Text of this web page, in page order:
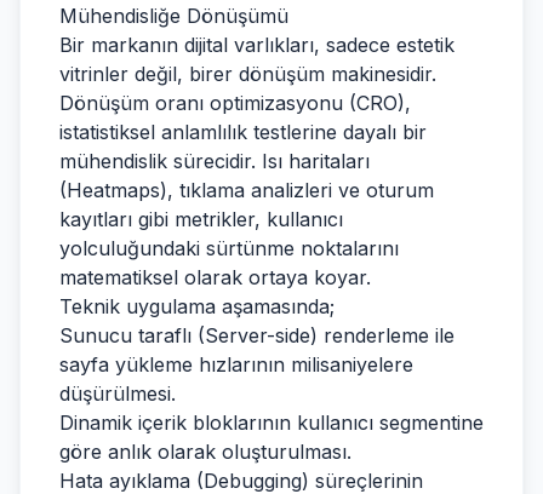
Mühendisliğe Dönüşümü
Bir markanın dijital varlıkları, sadece estetik
vitrinler değil, birer dönüşüm makinesidir.
Dönüşüm oranı optimizasyonu (CRO),
istatistiksel anlamlılık testlerine dayalı bir
mühendislik sürecidir. Isı haritaları
(Heatmaps), tıklama analizleri ve oturum
kayıtları gibi metrikler, kullanıcı
yolculuğundaki sürtünme noktalarını
matematiksel olarak ortaya koyar.
Teknik uygulama aşamasında;
Sunucu taraflı (Server-side) renderleme ile
sayfa yükleme hızlarının milisaniyelere
düşürülmesi.
Dinamik içerik bloklarının kullanıcı segmentine
göre anlık olarak oluşturulması.
Hata ayıklama (Debugging) süreçlerinin